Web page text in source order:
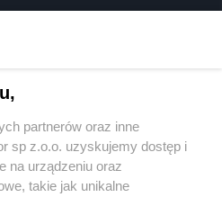
partnerów oraz inne
sp z.o.o. uzyskujemy dostęp i
na urządzeniu oraz
takie jak unikalne